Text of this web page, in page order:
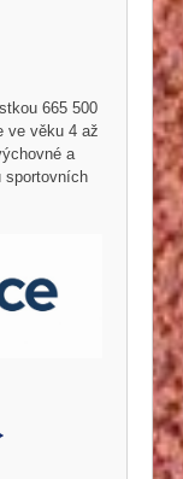
665 500
ve věku 4 až
a
sportovních